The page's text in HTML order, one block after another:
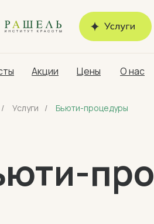
О нас
Акции Цены
/ Услуги / Бьюти-процедуры